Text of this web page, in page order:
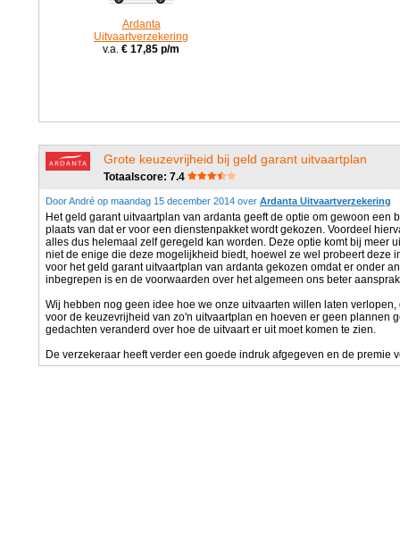
Ardanta
Uitvaartverzekering
v.a. € 17,85 p/m
Grote keuzevrijheid bij geld garant uitvaartplan
Totaalscore: 7.4
Door André op maandag 15 december 2014 over Ardanta Uitvaartverzekering
Het geld garant uitvaartplan van ardanta geeft de optie om gewoon een
plaats van dat er voor een dienstenpakket wordt gekozen. Voordeel
alles dus helemaal zelf geregeld kan worden. Deze optie komt bij meer
niet de enige die deze mogelijkheid biedt, hoewel ze wel probeert deze
voor het geld garant uitvaartplan van ardanta gekozen omdat er onder
inbegrepen is en de voorwaarden over het algemeen ons beter
Wij hebben nog geen idee hoe we onze uitvaarten willen laten
voor de keuzevrijheid van zo'n uitvaartplan en hoeven er geen plannen
gedachten veranderd over hoe de uitvaart er uit moet komen te zien.
De verzekeraar heeft verder een goede indruk afgegeven en de premie